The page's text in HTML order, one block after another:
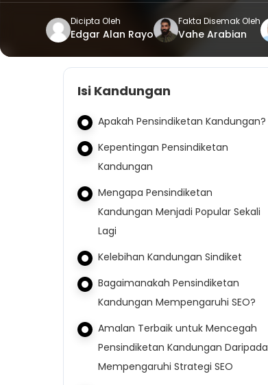
Dicipta Oleh
Edgar Alan Rayo
Fakta Disemak Oleh
Vahe Arabian
Isi Kandungan
Apakah Pensindiketan Kandungan?
Kepentingan Pensindiketan
Kandungan
Mengapa Pensindiketan
Kandungan Menjadi Popular Sekali
Lagi
Kelebihan Kandungan Sindiket
Bagaimanakah Pensindiketan
Kandungan Mempengaruhi SEO?
Amalan Terbaik untuk Mencegah
Pensindiketan Kandungan Daripada
Mempengaruhi Strategi SEO